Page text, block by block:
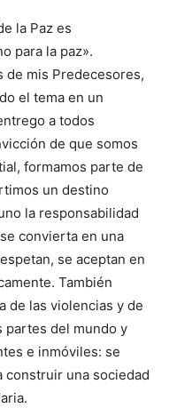
la Paz es
para la paz».
de mis Predecesores,
el tema en un
a todos
de que somos
formamos parte de
un destino
la responsabilidad
convierta en una
se aceptan en
También
de las violencias y de
partes del mundo y
e inmóviles: se
construir una sociedad